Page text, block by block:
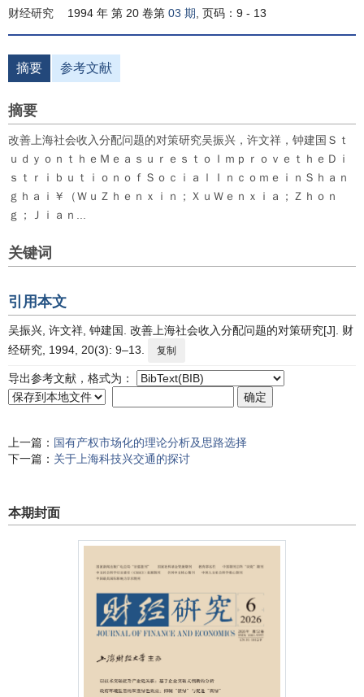
财经研究 1994 年 第 20 卷第 03 期 , 页码：9 - 13
摘要 参考文献
摘要
改善上海社会收入分配问题的对策研究吴振兴，许文祥，钟建国Ｓｔ
ｕｄｙｏｎｔｈｅＭｅａｓｕｒｅｓｔｏＩｍｐｒｏｖｅｔｈｅＤｉ
ｓｔｒｉｂｕｔｉｏｎｏｆＳｏｃｉａｌＩｎｃｏｍｅｉｎＳｈａｎ
ｇｈａｉ￥（ＷｕＺｈｅｎｘｉｎ；ＸｕＷｅｎｘｉａ；Ｚｈｏｎ
ｇ；Ｊｉａｎ...
关键词
引用本文
吴振兴, 许文祥, 钟建国. 改善上海社会收入分配问题的对策研究[J]. 财
经研究, 1994, 20(3): 9–13.
复制
导出参考文献，格式为：
上一篇： 国有产权市场化的理论分析及思路选择
下一篇： 关于上海科技兴交通的探讨
本期封面